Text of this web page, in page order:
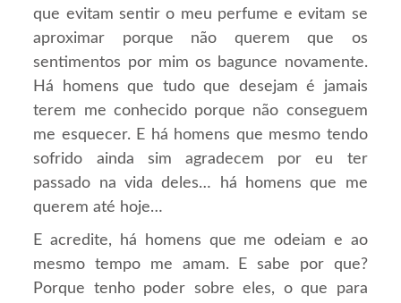
que evitam sentir o meu perfume e evitam se
aproximar porque não querem que os
sentimentos por mim os bagunce novamente.
Há homens que tudo que desejam é jamais
terem me conhecido porque não conseguem
me esquecer. E há homens que mesmo tendo
sofrido ainda sim agradecem por eu ter
passado na vida deles… há homens que me
querem até hoje…
E acredite, há homens que me odeiam e ao
mesmo tempo me amam. E sabe por que?
Porque tenho poder sobre eles, o que para